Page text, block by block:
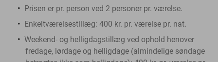
Prisen er pr. person ved 2 personer pr. værelse.
Enkeltværelsestillæg: 400 kr. pr. værelse pr. nat.
Weekend- og helligdagstillæg ved ophold henover
fredage, lørdage og helligdage (almindelige søndage